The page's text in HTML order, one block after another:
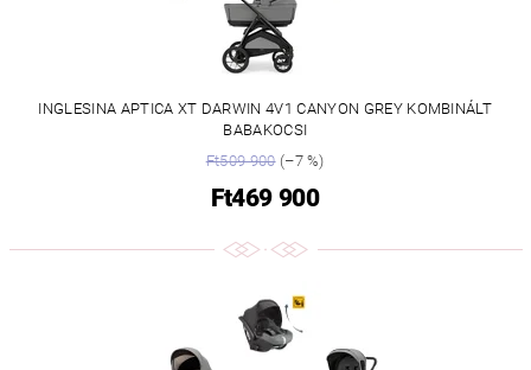
INGLESINA APTICA XT DARWIN 4V1 CANYON GREY KOMBINÁLT
BABAKOCSI
Ft509 900(–7 %)
Ft469 900